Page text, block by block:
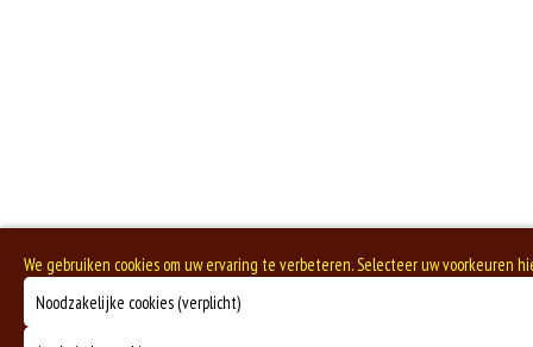
We gebruiken cookies om uw ervaring te verbeteren. Selecteer uw voorkeuren
Noodzakelijke cookies (verplicht)